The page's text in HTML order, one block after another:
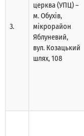
3.
церква (УПЦ) –
м. Обухів,
мікрорайон
Яблуневий,
вул. Козацький
шлях, 108